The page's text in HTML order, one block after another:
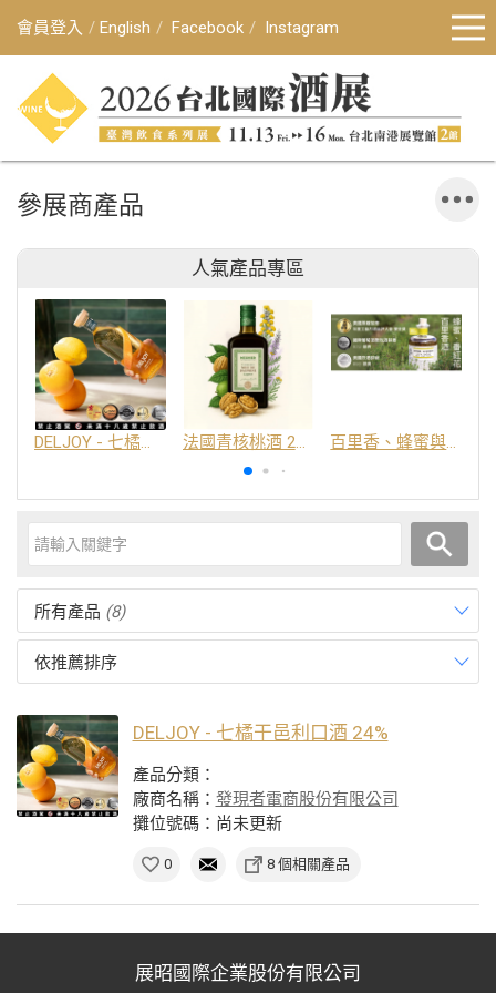
會員登入 English Facebook Instagram
參展商產品
人氣產品專區
DELJOY - 七橘干邑利口酒 24% 法國青核桃酒 25% 百里香、蜂蜜與番紅花酒
所有產品 (8)
依推薦排序
DELJOY - 七橘干邑利口酒 24%
產品分類：
廠商名稱： 發現者電商股份有限公司
攤位號碼：尚未更新
0 8 個相關產品
展昭國際企業股份有限公司